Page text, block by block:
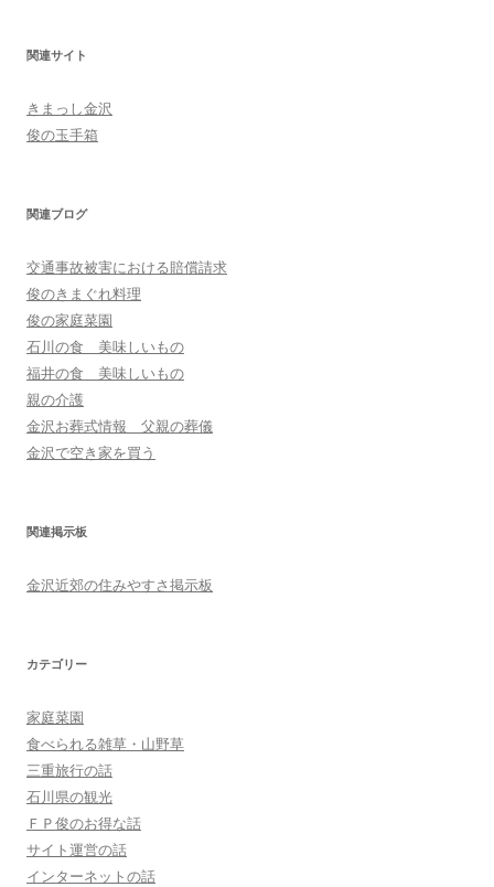
関連サイト
きまっし金沢
俊の玉手箱
関連ブログ
交通事故被害における賠償請求
俊のきまぐれ料理
俊の家庭菜園
石川の食 美味しいもの
福井の食 美味しいもの
親の介護
金沢お葬式情報 父親の葬儀
金沢で空き家を買う
関連掲示板
金沢近郊の住みやすさ掲示板
カテゴリー
家庭菜園
食べられる雑草・山野草
三重旅行の話
石川県の観光
ＦＰ俊のお得な話
サイト運営の話
インターネットの話